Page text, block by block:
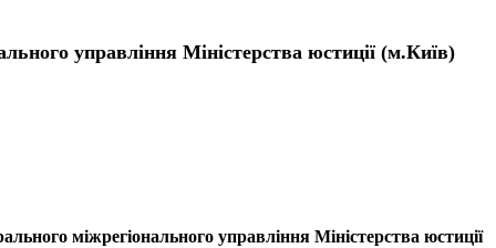
управління Міністерства юстиції (м.Київ)
міжрегіонального управління Міністерства юстиції